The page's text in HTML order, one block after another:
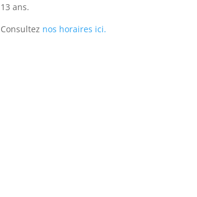
13 ans.
Consultez nos horaires ici.